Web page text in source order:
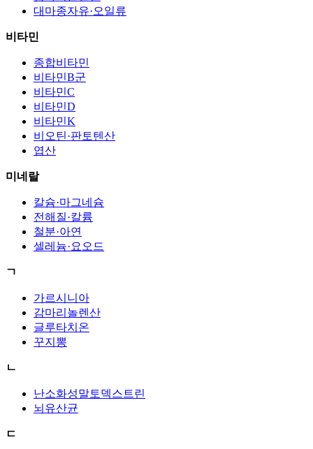
대마종자유·오일류
비타민
종합비타민
비타민B군
비타민C
비타민D
비타민K
비오틴·판토텐산
엽산
미네랄
칼슘·마그네슘
전해질·칼륨
철분·아연
셀레늄·요오드
ㄱ
가르시니아
감마리놀렌산
글루타치온
꾸지뽕
ㄴ
난소화성말토덱스트린
뇌유산균
ㄷ